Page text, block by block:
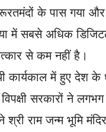
के पास गया और
में सबसे अधिक
से कम नहीं है।
कार्यकाल में हुए देश
सरकारों ने
राम जन्म भूमि